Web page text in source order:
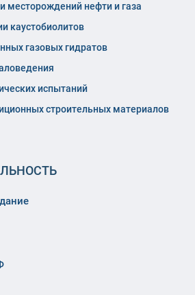
месторождений нефти и газа
каустобиолитов
газовых гидратов
испытаний
строительных материалов